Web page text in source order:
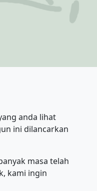
anda lihat
ini dilancarkan
masa telah
kami ingin